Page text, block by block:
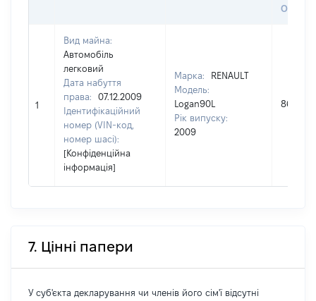
1
Вид майна:
Автомобіль
легковий
Дата набуття
права:
07.12.2009
Ідентифікаційний
номер (VIN-код,
номер шасі):
[Конфіденційна
інформація]
Марка:
RENAULT
Модель:
Logan90L
Рік випуску:
2009
86209
7. Цінні папери
У суб'єкта декларування чи членів його сім'ї відсутні